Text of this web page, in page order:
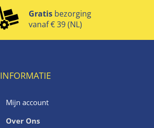
Gratisbezorging
vanaf € 39 (NL)
INFORMATIE
Mijn account
Over Ons